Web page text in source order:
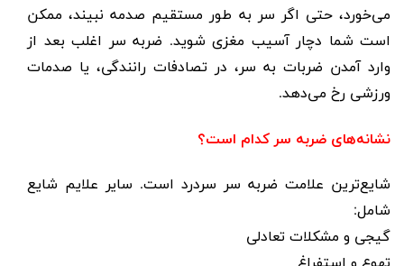
می‌خورد، حتی اگر سر به طور مستقیم صدمه نبیند، ممکن
است شما دچار آسیب مغزی شوید. ضربه‌ سر اغلب بعد از
وارد آمدن ضربات به سر، در تصادفات رانندگی، یا صدمات
ورزشی رخ می‌دهد.
نشانه‌های ضربه سر کدام است؟
شایع‌ترین علامت ضربه سر سردرد است. سایر علایم شایع
شامل:
گیجی و مشکلات تعادلی